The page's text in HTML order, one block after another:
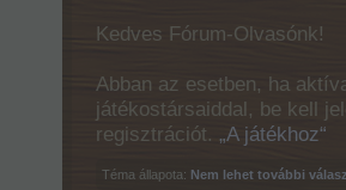
Kedves Fórum-Olvasónk!
Abban az esetben, ha
játékostársaiddal, be kell
regisztrációt. „A játékhoz“
Téma állapota: Nem lehet további